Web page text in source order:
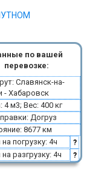
по вашей
перевозке:
Славянск-на-
- Хабаровск
4 м3; Вес: 400 кг
Догруз
8677 км
погрузку: 4ч
?
разгрузку: 4ч ?